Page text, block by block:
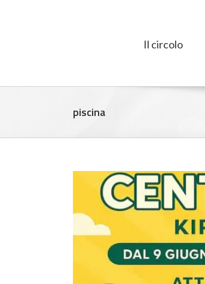
Il circolo
piscina